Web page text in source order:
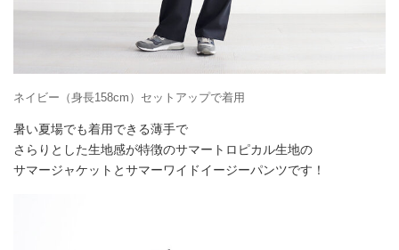
ネイビー（身長158cm）セットアップで着用
暑い夏場でも着用できる薄手で
さらりとした生地感が特徴のサマートロピカル生地の
サマージャケットとサマーワイドイージーパンツです！